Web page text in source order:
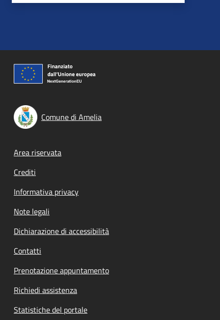
Comune di Amelia
Footer menu
Area riservata
Crediti
Informativa privacy
Note legali
Dichiarazione di accessibilità
Contatti
Prenotazione appuntamento
Richiedi assistenza
Statistiche del portale